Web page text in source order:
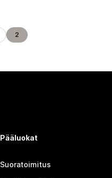
2
Pääluokat
Suoratoimitus